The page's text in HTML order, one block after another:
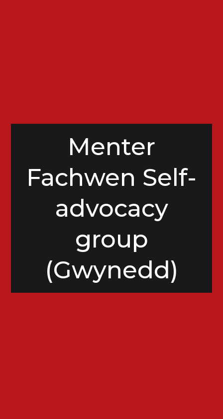
Menter
Fachwen Self-
advocacy
group
(Gwynedd)